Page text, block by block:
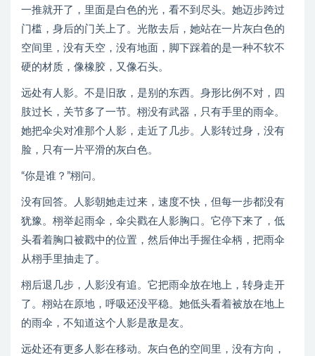
一推就开了，里面是白色的光，看不到尽头。她迈步跨过
门槛，身后的门关上了。光散去后，她站在一片灰白色的
空间里，没有天空，没有地面，脚下踩着的是一种不软不
硬的材质，像橡胶，又像石头。
远处有人影。不是旧敌，是别的东西。身形比例不对，四
肢过长，关节多了一节。栩没有武器，只有手里的雨伞。
她把伞尖对准那个人影，走近了几步。人影转过身，没有
脸，只有一片平滑的灰白色。
“你是谁？”栩问。
没有回答。人影朝她走过来，速度不快，但每一步都没有
犹豫。栩举起雨伞，伞尖戳在人影胸口。它停下来了，低
头看着胸口被戳中的位置，然后伸出手握住伞柄，把雨伞
从栩手里抽走了。
栩后退几步，人影没有追。它把雨伞放在地上，转身走开
了。栩站在原地，呼吸还没平稳。她低头看着被放在地上
的雨伞，不知道这个人影是敌是友。
远处还有更多人影在移动。灰白色的空间里，没有方向，